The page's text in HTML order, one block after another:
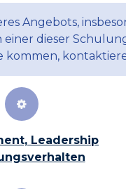
Angebots,
einer dieser
kommen,
Leadership